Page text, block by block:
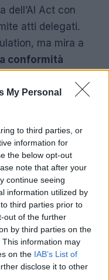
My Personal
to third parties, or
information for
the below opt-out
note that after your
continue seeing
information utilized by
third parties prior to
out of the further
by third parties on the
This information may
on the IAB’s List of
disclose it to other
dell’AI Act con
atti delegati.
ma mira a
conformità
passi
organizzazioni per
centri di ricerca
, che temono
esterni e un
la lettura
risparmio cumulato
miliardi di euro
collegano